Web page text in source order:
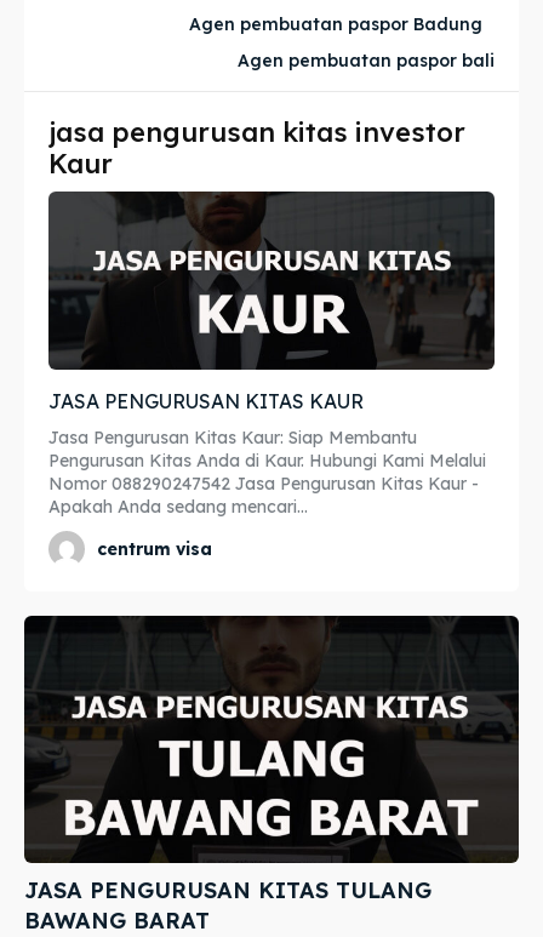
Imta
Legalisir
Apostille
Penerjemah
Asuransi
Blog
Imta
Legalisir
Apostille
Penerjemah
Asuransi
Blog
Agen pembuatan paspor Badung
Agen pembuatan paspor bali
jasa pengurusan kitas investor
Kaur
JASA PENGURUSAN KITAS KAUR
Jasa Pengurusan Kitas Kaur: Siap Membantu
Pengurusan Kitas Anda di Kaur. Hubungi Kami Melalui
Nomor 088290247542 Jasa Pengurusan Kitas Kaur -
Apakah Anda sedang mencari...
centrum visa
JASA PENGURUSAN KITAS TULANG
BAWANG BARAT